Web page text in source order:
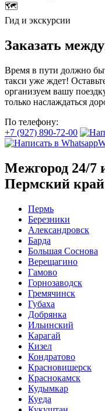
🗺️
Гид и экскурсии
Заказать
Время в пути должно
такси уже ждет!
организуем вашу
только наслаждаться
По телефону:
+7 (927) 890-72-00
Межгород 24/7
Пермский край
Пермь
Березники
Александровск
Барда
Большая Соснова
Верещагино
Гамово
Горнозаводск
Гремячинск
Губаха
Добрянка
Ильинский
Карагай
Кизел
Кондратово
Красновишерск
Краснокамск
Кудымкар
Куеда